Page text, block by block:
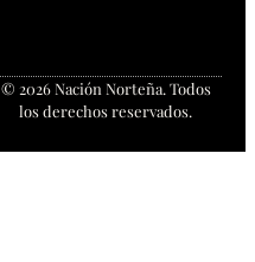
© 2026 Nación Norteña. Todos
los derechos reservados.